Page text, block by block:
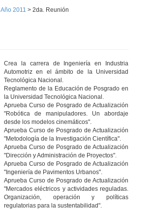
Año 2011 > 2da. Reunión
Crea la carrera de Ingeniería en Industria
Automotriz en el ámbito de la Universidad
Tecnológica Nacional.
Reglamento de la Educación de Posgrado en
la Universidad Tecnológica Nacional.
Aprueba Curso de Posgrado de Actualización
"Robótica de manipuladores. Un abordaje
desde los modelos cinemáticos".
Aprueba Curso de Posgrado de Actualización
"Metodología de la Investigación Científica".
Aprueba Curso de Posgrado de Actualización
"Dirección y Administración de Proyectos".
Aprueba Curso de Posgrado de Actualización
"Ingeniería de Pavimentos Urbanos".
Aprueba Curso de Posgrado de Actualización
"Mercados eléctricos y actividades reguladas.
Organización, operación y políticas
regulatorias para la sustentabilidad".